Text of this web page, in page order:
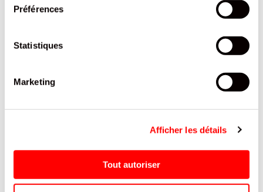
Préférences
Statistiques
Marketing
Afficher les détails
Tout autoriser
G / 8
REF.8106954